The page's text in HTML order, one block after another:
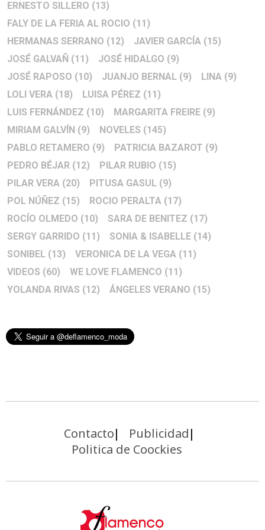
ERNESTO SILLERO (13)
FALY DE LA FERIA AL ROCIO (11)
HERMANAS SERRANO (12) JAVIER GARCÍA (15)
JOSÉ GALVAÑ (11) JOSÉ HIDALGO (9)
JOSÉ RAPOSO (10) JUANJO BERNAL (9) LINA (9)
LOLI VERA (18) LUISA PÉREZ (11)
LUIS FERNÁNDEZ (10) MARGARITA FREIRE (9)
MIRIAM GALVÍN (9) NOVELES (145)
PABLO RETAMERO (9) PATRICIA BAZAROT (9)
PEDRO BÉJAR (12) PILAR RUBIO (15)
PILAR VERA (20) PITUSA GASUL (9)
POL NÚÑEZ (15) ROCIO PERALTA (17)
ROCÍO OLMEDO (10) SARA DE BENITEZ (17)
SERGY GARRIDO (11) SONIA & ISABELLE (14)
SONIBEL (13) VERONICA DE LA VEGA (11)
VIDEOS (60) WE LOVE FLAMENCO (11)
YOLANDA RIVAS (12) ÁNGELES VERANO (15)
Contacto
Publicidad
Politica de Coockies